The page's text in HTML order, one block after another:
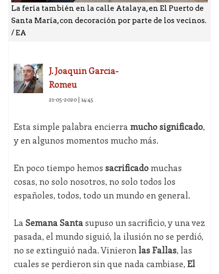
La feria también en la calle Atalaya, en El Puerto de
Santa María, con decoración por parte de los vecinos.
/ EA
J. Joaquín García-
Romeu
21-05-2020 | 14:45
Esta simple palabra encierra mucho significado,
y en algunos momentos mucho más.
En poco tiempo hemos sacrificadomuchas
cosas, no solo nosotros, no solo todos los
españoles, todos, todo un mundo en general.
La Semana Santasupuso un sacrificio, y una vez
pasada, el mundo siguió, la ilusión no se perdió,
no se extinguió nada. Vinieron las Fallas, las
cuales se perdieron sin que nada cambiase, El